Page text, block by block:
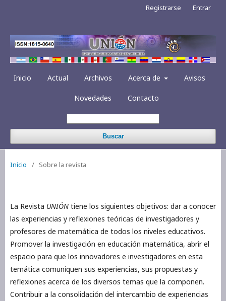
Inicio Actual Archivos Acerca de Avisos
Novedades Contacto
Buscar
Registrarse Entrar
Inicio / Sobre la revista
La Revista UNIÓN tiene los siguientes objetivos: dar a conocer
las experiencias y reflexiones teóricas de investigadores y
profesores de matemática de todos los niveles educativos.
Promover la investigación en educación matemática, abrir el
espacio para que los innovadores e investigadores en esta
temática comuniquen sus experiencias, sus propuestas y
reflexiones acerca de los diversos temas que la componen.
Contribuir a la consolidación del intercambio de experiencias